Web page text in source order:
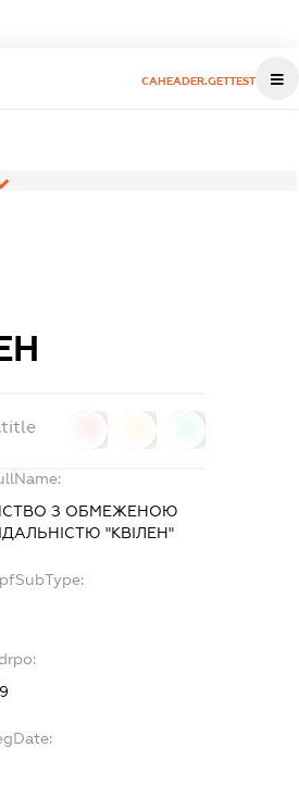
CAHEADER.GETTEST
З ОБМЕЖЕНОЮ
"КВІЛЕН"